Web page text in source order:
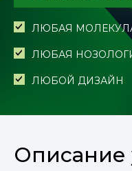
ЛЮБАЯ
ЛЮБАЯ
ЛЮБОЙ ДИЗАЙН
Описание